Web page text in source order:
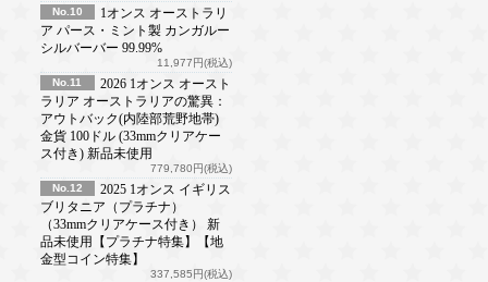
No.10
1オンス オーストラリ
ア パース・ミント製 カンガルー
シルバーバー 99.99%
11,977円(税込)
No.11
2026 1オンス オースト
ラリア オーストラリアの驚異：
アウトバック(内陸部荒野地帯)
金貨 100ドル (33mmクリアケー
ス付き) 新品未使用
779,780円(税込)
No.12
2025 1オンス イギリス
ブリタニア（プラチナ）
（33mmクリアケース付き） 新
品未使用【プラチナ特集】【地
金型コイン特集】
337,585円(税込)